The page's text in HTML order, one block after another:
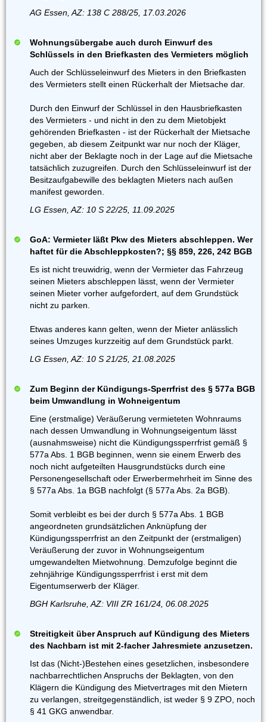
AG Essen, AZ: 138 C 288/25, 17.03.2026
Wohnungsübergabe auch durch Einwurf des
Schlüssels in den Briefkasten des Vermieters möglich
Auch der Schlüsseleinwurf des Mieters in den Briefkasten
des Vermieters stellt einen Rückerhalt der Mietsache dar.
Durch den Einwurf der Schlüssel in den Hausbriefkasten
des Vermieters - und nicht in den zu dem Mietobjekt
gehörenden Briefkasten - ist der Rückerhalt der Mietsache
gegeben, ab diesem Zeitpunkt war nur noch der Kläger,
nicht aber der Beklagte noch in der Lage auf die Mietsache
tatsächlich zuzugreifen. Durch den Schlüsseleinwurf ist der
Besitzaufgabewille des beklagten Mieters nach außen
manifest geworden.
LG Essen, AZ: 10 S 22/25, 11.09.2025
GoA: Vermieter läßt Pkw des Mieters abschleppen. Wer
haftet für die Abschleppkosten?; §§ 859, 226, 242 BGB
Es ist nicht treuwidrig, wenn der Vermieter das Fahrzeug
seinen Mieters abschleppen lässt, wenn der Vermieter
seinen Mieter vorher aufgefordert, auf dem Grundstück
nicht zu parken.
Etwas anderes kann gelten, wenn der Mieter anlässlich
seines Umzuges kurzzeitig auf dem Grundstück parkt.
LG Essen, AZ: 10 S 21/25, 21.08.2025
Zum Beginn der Kündigungs-Sperrfrist des § 577a BGB
beim Umwandlung in Wohneigentum
Eine (erstmalige) Veräußerung vermieteten Wohnraums
nach dessen Umwandlung in Wohnungseigentum lässt
(ausnahmsweise) nicht die Kündigungssperrfrist gemäß §
577a Abs. 1 BGB beginnen, wenn sie einem Erwerb des
noch nicht aufgeteilten Hausgrundstücks durch eine
Personengesellschaft oder Erwerbermehrheit im Sinne des
§ 577a Abs. 1a BGB nachfolgt (§ 577a Abs. 2a BGB).
Somit verbleibt es bei der durch § 577a Abs. 1 BGB
angeordneten grundsätzlichen Anknüpfung der
Kündigungssperrfrist an den Zeitpunkt der (erstmaligen)
Veräußerung der zuvor in Wohnungseigentum
umgewandelten Mietwohnung. Demzufolge beginnt die
zehnjährige Kündigungssperrfrist i erst mit dem
Eigentumserwerb der Kläger.
BGH Karlsruhe, AZ: VIII ZR 161/24, 06.08.2025
Streitigkeit über Anspruch auf Kündigung des Mieters
des Nachbarn ist mit 2-facher Jahresmiete anzusetzen.
Ist das (Nicht-)Bestehen eines gesetzlichen, insbesondere
nachbarrechtlichen Anspruchs der Beklagten, von den
Klägern die Kündigung des Mietvertrages mit den Mietern
zu verlangen, streitgegenständlich, ist weder § 9 ZPO, noch
§ 41 GKG anwendbar.